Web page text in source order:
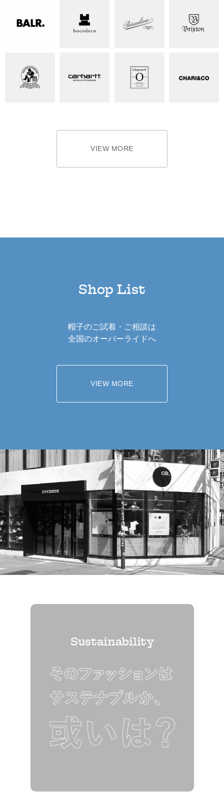
VIEW MORE
Shop List
帽子のご試着・ご相談は
全国のオーバーライドへ
VIEW MORE
Sustainability